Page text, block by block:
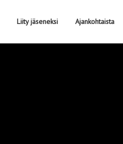
Liity jäseneksi Ajankohtaista